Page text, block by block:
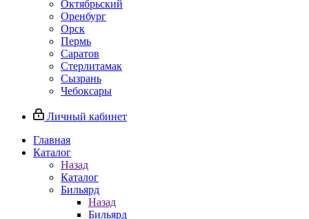
Октябрьский
Оренбург
Орск
Пермь
Саратов
Стерлитамак
Сызрань
Чебоксары
Личный кабинет
Главная
Каталог
Назад
Каталог
Бильярд
Назад
Бильярд